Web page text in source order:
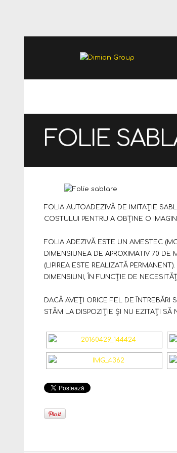
FOLIE
FOLIA AUTOADEZIVĂ DE IMITAȚIE
COSTULUI PENTRU A OBȚINE O
FOLIA ADEZIVĂ ESTE UN AMESTEC
DIMENSIUNEA DE APROXIMATIV 70 DE
(LIPIREA ESTE REALIZATĂ
DIMENSIUNI, ÎN FUNCȚIE DE
DACĂ AVEȚI ORICE FEL DE ÎNTREBĂRI
STĂM LA DISPOZIȚIE ȘI NU EZITAȚI SĂ